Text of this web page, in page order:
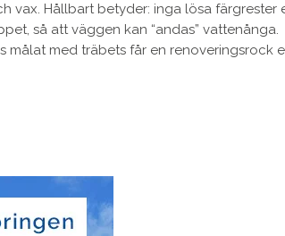
vax. Hållbart betyder: inga lösa färgrester
så att väggen kan “andas” vattenånga.
målat med träbets får en renoveringsrock